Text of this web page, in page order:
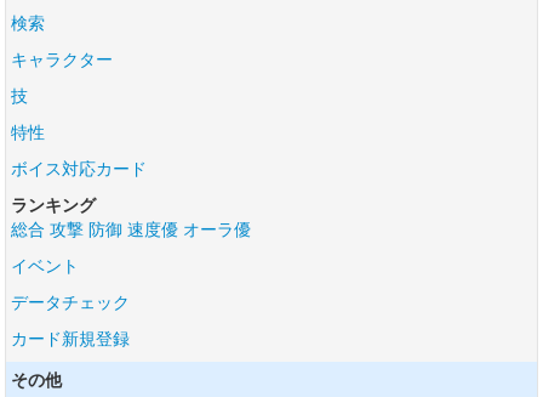
検索
キャラクター
技
特性
ボイス対応カード
ランキング
総合 攻撃 防御 速度優 オーラ優
イベント
データチェック
カード新規登録
その他